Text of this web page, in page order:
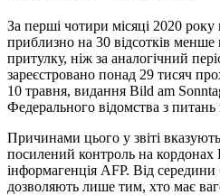
За перші чотири місяці 2020 року
приблизно на 30 відсотків
притулку, ніж за аналогічний
зареєстровано понад 29 тисяч
10 травня, видання Bild am
Федерального відомства з питань
Причинами цього у звіті
посилений контроль на
інформагенція AFP. Від
дозволяють лише тим, хто має